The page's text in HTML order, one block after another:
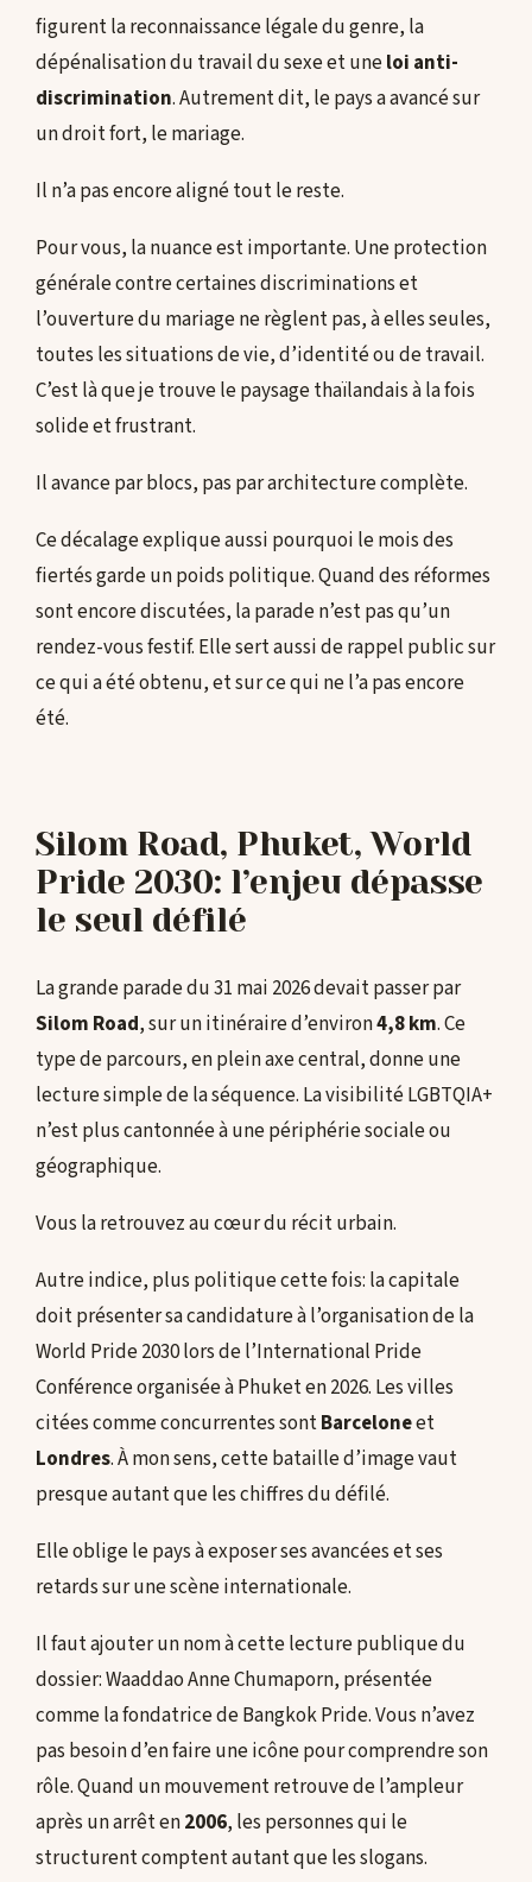
figurent la reconnaissance légale du genre, la
dépénalisation du travail du sexe et uneloi anti-
discrimination. Autrement dit, le pays a avancé sur
un droit fort, le mariage.
Il n’a pas encore aligné tout le reste.
Pour vous, la nuance est importante. Une protection
générale contre certaines discriminations et
l’ouverture du mariage ne règlent pas, à elles seules,
toutes les situations de vie, d’identité ou de travail.
C’est là que je trouve le paysage thaïlandais à la fois
solide et frustrant.
Il avance par blocs, pas par architecture complète.
Ce décalage explique aussi pourquoi le mois des
fiertés garde un poids politique. Quand des réformes
sont encore discutées, la parade n’est pas qu’un
rendez-vous festif. Elle sert aussi de rappel public sur
ce qui a été obtenu, et sur ce qui ne l’a pas encore
été.
Silom Road, Phuket, World
Pride 2030: l’enjeu dépasse
le seul défilé
La grande parade du 31 mai 2026 devait passer par
Silom Road, sur un itinéraire d’environ4,8 km. Ce
type de parcours, en plein axe central, donne une
lecture simple de la séquence. La visibilité LGBTQIA+
n’est plus cantonnée à une périphérie sociale ou
géographique.
Vous la retrouvez au cœur du récit urbain.
Autre indice, plus politique cette fois: la capitale
doit présenter sa candidature à l’organisation de la
World Pride 2030 lors de l’International Pride
Conférence organisée à Phuket en 2026. Les villes
citées comme concurrentes sontBarceloneet
Londres. À mon sens, cette bataille d’image vaut
presque autant que les chiffres du défilé.
Elle oblige le pays à exposer ses avancées et ses
retards sur une scène internationale.
Il faut ajouter un nom à cette lecture publique du
dossier: Waaddao Anne Chumaporn, présentée
comme la fondatrice de Bangkok Pride. Vous n’avez
pas besoin d’en faire une icône pour comprendre son
rôle. Quand un mouvement retrouve de l’ampleur
après un arrêt en2006, les personnes qui le
structurent comptent autant que les slogans.